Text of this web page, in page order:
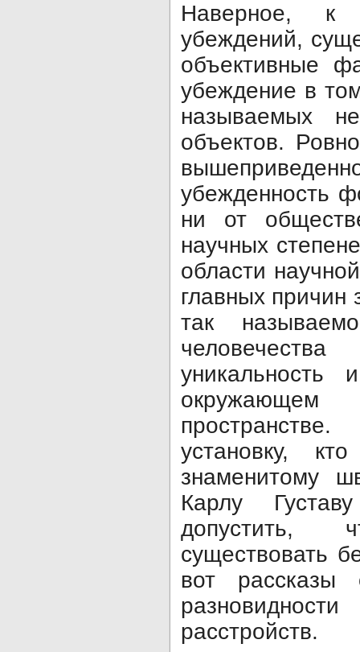
Наверное, к
убеждений,
объективные
убеждение в
называемых
объектов.
убежденность
ни от
научных
области
главных причин
так
уникальность
установку,
знаменитому
Карлу
существовать
вот
расстройств.